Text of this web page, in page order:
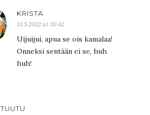
KRISTA
31.5.2022 at 20:42
Uijuijui, apua se ois kamalaa!
Onneksi sentään ei se, huh
huh!
TUUTU